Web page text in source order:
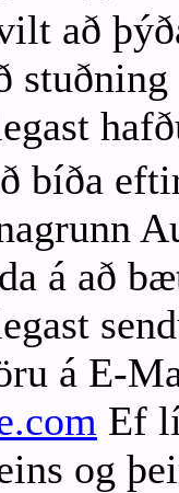
að
bíða
á að
á E-
Ef
og